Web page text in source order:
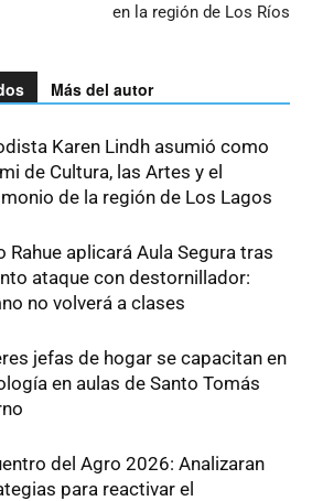
en la región de Los Ríos
Más del autor
Karen Lindh asumió como
de Cultura, las Artes y el
de la región de Los Lagos
Rahue aplicará Aula Segura tras
ataque con destornillador:
no volverá a clases
jefas de hogar se capacitan en
en aulas de Santo Tomás
del Agro 2026: Analizaran
para reactivar el